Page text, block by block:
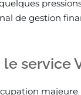
de gestion
service
majeure